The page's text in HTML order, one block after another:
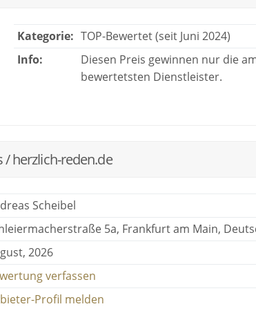
Kategorie: TOP-Bewertet (seit Juni 2024)
Info:
Diesen Preis gewinnen nur die
bewertetsten Dienstleister.
herzlich-reden.de
Scheibel
5a, Frankfurt am Main,
2026
verfassen
Profil melden